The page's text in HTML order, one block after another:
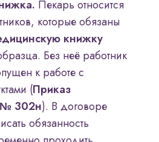
Пекарь относится
которые обязаны
книжку
Без неё работник
к работе с
(Приказ
302н). В договоре
обязанность